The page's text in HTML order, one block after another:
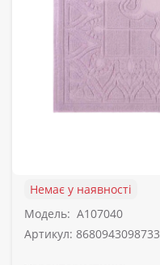
Немає у наявності
Модель: A107040
Артикул: 8680943098733